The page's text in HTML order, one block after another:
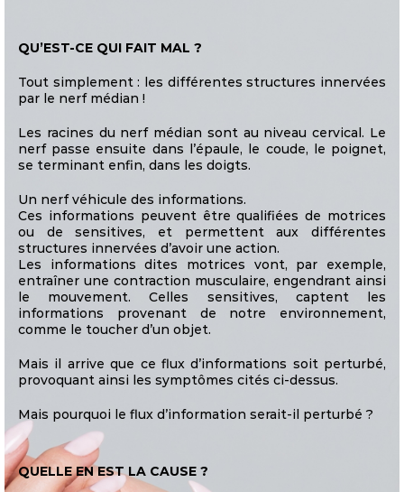
QU’EST-CE QUI FAIT MAL ?
Tout simplement : les différentes structures innervées
par le nerf médian !
Les racines du nerf médian sont au niveau cervical. Le
nerf passe ensuite dans l’épaule, le coude, le poignet,
se terminant enfin, dans les doigts.
Un nerf véhicule des informations.
Ces informations peuvent être qualifiées de motrices
ou de sensitives, et permettent aux différentes
structures innervées d’avoir une action.
Les informations dites motrices vont, par exemple,
entraîner une contraction musculaire, engendrant ainsi
le mouvement. Celles sensitives, captent les
informations provenant de notre environnement,
comme le toucher d’un objet.
Mais il arrive que ce flux d’informations soit perturbé,
provoquant ainsi les symptômes cités ci-dessus.
Mais pourquoi le flux d’information serait-il perturbé ?
QUELLE EN EST LA CAUSE ?